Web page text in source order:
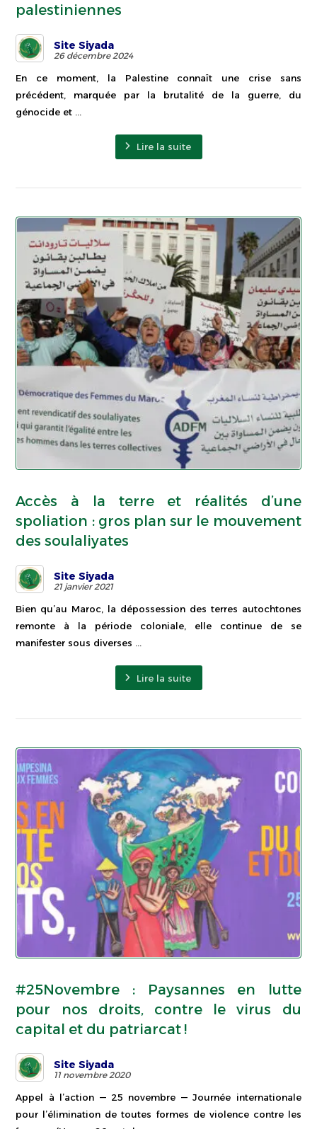
palestiniennes
Site Siyada
26 décembre 2024
En ce moment, la Palestine connaît une crise sans
précédent, marquée par la brutalité de la guerre, du
génocide et ...
Lire la suite
Accès à la terre et réalités d’une
spoliation : gros plan sur le mouvement
des soulaliyates
Site Siyada
21 janvier 2021
Bien qu’au Maroc, la dépossession des terres autochtones
remonte à la période coloniale, elle continue de se
manifester sous diverses ...
Lire la suite
#25Novembre : Paysannes en lutte
pour nos droits, contre le virus du
capital et du patriarcat !
Site Siyada
11 novembre 2020
Appel à l’action — 25 novembre — Journée internationale
pour l’élimination de toutes formes de violence contre les